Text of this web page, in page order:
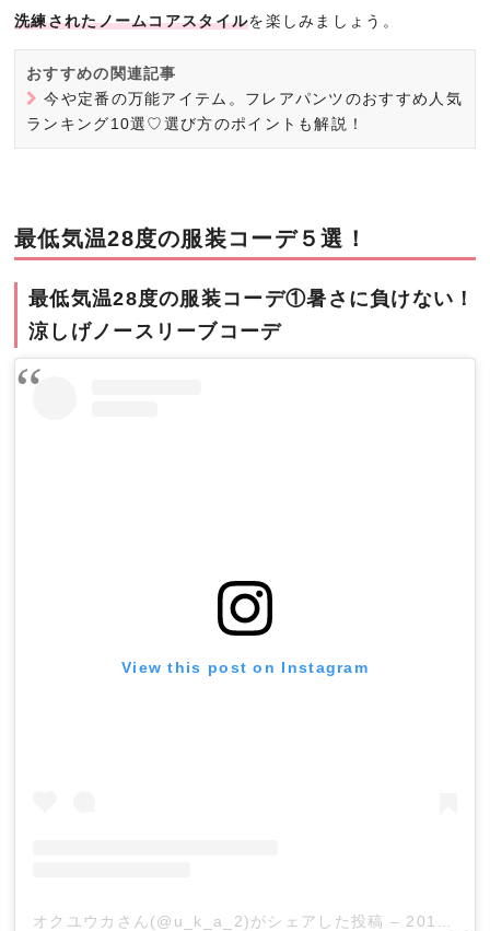
洗練されたノームコアスタイルを楽しみましょう。
おすすめの関連記事
今や定番の万能アイテム。フレアパンツのおすすめ人気
ランキング10選♡選び方のポイントも解説！
最低気温28度の服装コーデ５選！
最低気温28度の服装コーデ①暑さに負けない！
涼しげノースリーブコーデ
View this post on Instagram
オクユウカさん(@u_k_a_2)がシェアした投稿 – 2019年 4月月30日午前8時09分PDT